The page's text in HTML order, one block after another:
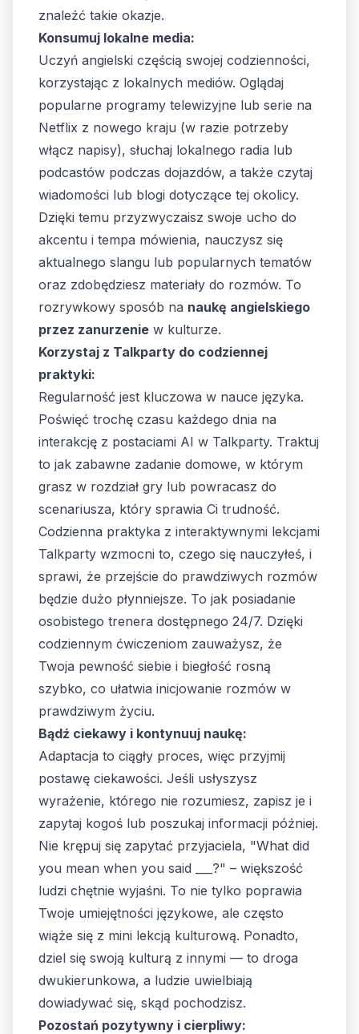
znaleźć takie okazje.
Konsumuj lokalne media:
Uczyń angielski częścią swojej codzienności,
korzystając z lokalnych mediów. Oglądaj
popularne programy telewizyjne lub serie na
Netflix z nowego kraju (w razie potrzeby
włącz napisy), słuchaj lokalnego radia lub
podcastów podczas dojazdów, a także czytaj
wiadomości lub blogi dotyczące tej okolicy.
Dzięki temu przyzwyczaisz swoje ucho do
akcentu i tempa mówienia, nauczysz się
aktualnego slangu lub popularnych tematów
oraz zdobędziesz materiały do rozmów. To
rozrywkowy sposób na naukę angielskiego
przez zanurzenie w kulturze.
Korzystaj z Talkparty do codziennej
praktyki:
Regularność jest kluczowa w nauce języka.
Poświęć trochę czasu każdego dnia na
interakcję z postaciami AI w Talkparty. Traktuj
to jak zabawne zadanie domowe, w którym
grasz w rozdział gry lub powracasz do
scenariusza, który sprawia Ci trudność.
Codzienna praktyka z interaktywnymi lekcjami
Talkparty wzmocni to, czego się nauczyłeś, i
sprawi, że przejście do prawdziwych rozmów
będzie dużo płynniejsze. To jak posiadanie
osobistego trenera dostępnego 24/7. Dzięki
codziennym ćwiczeniom zauważysz, że
Twoja pewność siebie i biegłość rosną
szybko, co ułatwia inicjowanie rozmów w
prawdziwym życiu.
Bądź ciekawy i kontynuuj naukę:
Adaptacja to ciągły proces, więc przyjmij
postawę ciekawości. Jeśli usłyszysz
wyrażenie, którego nie rozumiesz, zapisz je i
zapytaj kogoś lub poszukaj informacji później.
Nie krępuj się zapytać przyjaciela, "What did
you mean when you said ___?" – większość
ludzi chętnie wyjaśni. To nie tylko poprawia
Twoje umiejętności językowe, ale często
wiąże się z mini lekcją kulturową. Ponadto,
dziel się swoją kulturą z innymi — to droga
dwukierunkowa, a ludzie uwielbiają
dowiadywać się, skąd pochodzisz.
Pozostań pozytywny i cierpliwy: